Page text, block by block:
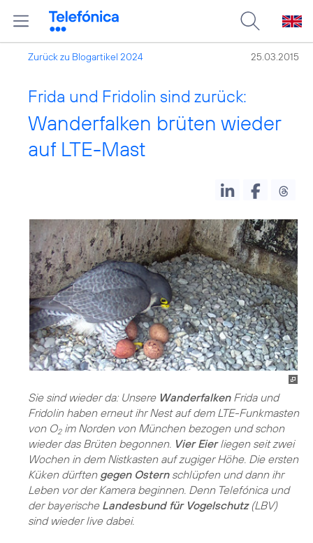
Zurück zu Blogartikel 2024 25.03.2015
Frida und Fridolin sind zurück:
Wanderfalken brüten wieder
auf LTE-Mast
Sie sind wieder da: Unsere WanderfalkenFrida und
Fridolin haben erneut ihr Nest auf dem LTE-Funkmasten
von O2im Norden von München bezogen und schon
wieder das Brüten begonnen. Vier Eierliegen seit zwei
Wochen in dem Nistkasten auf zugiger Höhe. Die ersten
Küken dürften gegen Osternschlüpfen und dann ihr
Leben vor der Kamera beginnen. Denn Telefónica und
der bayerische Landesbund für Vogelschutz(LBV)
sind wieder live dabei.